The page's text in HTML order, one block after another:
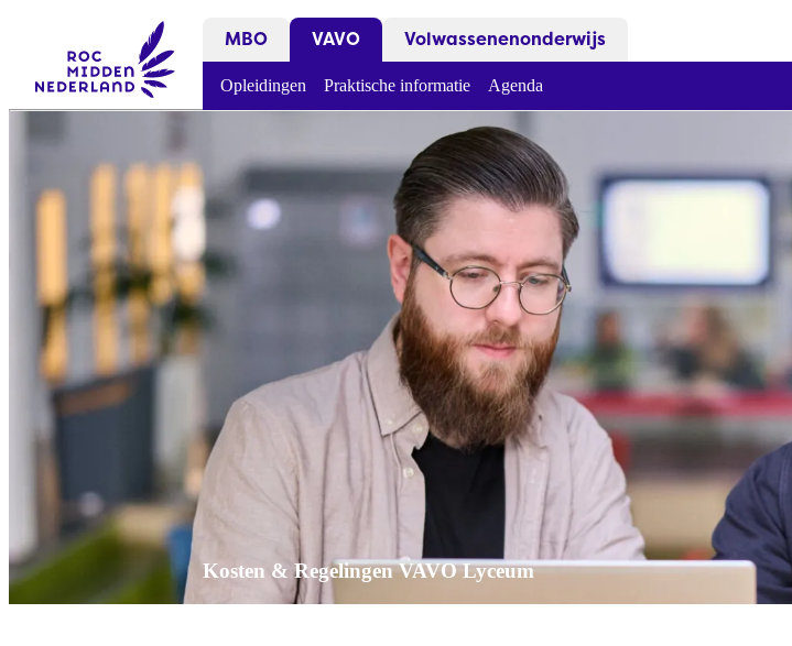
MBO VAVO Volwassenenonderwijs
Opleidingen Praktische informatie Agenda
Kosten & Regelingen VAVO Lyceum